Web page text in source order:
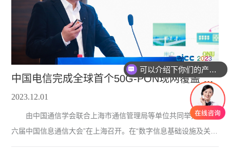
Lumentum 近几年资本的力量总是格外耀眼，已经把集采和
新品发布给远远甩在后面了。之前的年度前三总少不了运营商集
采动态，毕竟是本行业的需求来源之一么，
中国电信完成全球首个50G-PON现网覆盖 率先启动上海双万兆城市建设
2023.12.01
由中国通信学会联合上海市通信管理局等单位共同举办的“第
六届中国信息通信大会”在上海召开。在“数字信息基础设施及关键